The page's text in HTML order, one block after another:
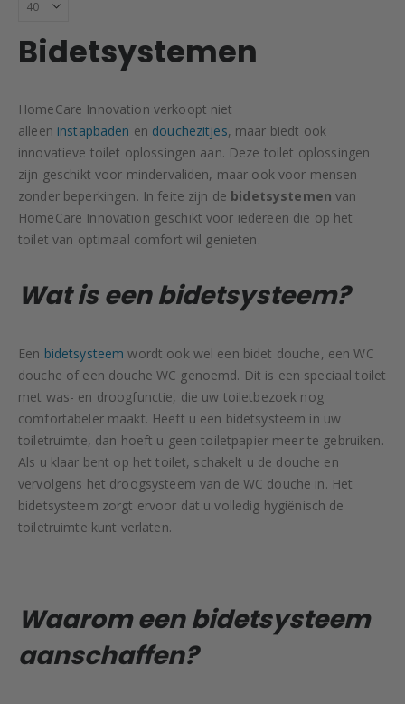
Bidetsystemen
HomeCare Innovation verkoopt niet
alleen instapbaden en douchezitjes, maar biedt ook
innovatieve toilet oplossingen aan. Deze toilet oplossingen
zijn geschikt voor mindervaliden, maar ook voor mensen
zonder beperkingen. In feite zijn de bidetsystemen van
HomeCare Innovation geschikt voor iedereen die op het
toilet van optimaal comfort wil genieten.
Wat is een bidetsysteem?
Een bidetsysteem wordt ook wel een bidet douche, een WC
douche of een douche WC genoemd. Dit is een speciaal toilet
met was- en droogfunctie, die uw toiletbezoek nog
comfortabeler maakt. Heeft u een bidetsysteem in uw
toiletruimte, dan hoeft u geen toiletpapier meer te gebruiken.
Als u klaar bent op het toilet, schakelt u de douche en
vervolgens het droogsysteem van de WC douche in. Het
bidetsysteem zorgt ervoor dat u volledig hygiënisch de
toiletruimte kunt verlaten.
Waarom een bidetsysteem
aanschaffen?